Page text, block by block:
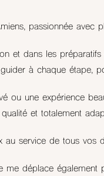
passionnée
et dans les
à chaque étape,
ou une expérience
et totalement
service de tous vos
me déplace également